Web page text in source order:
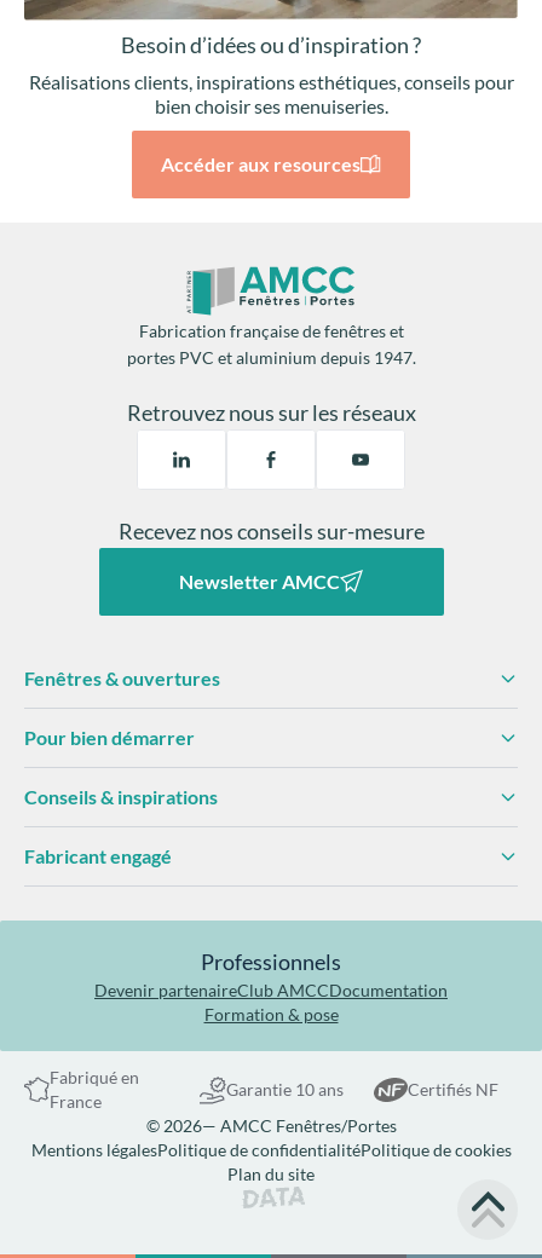
Besoin d’idées ou d’inspiration ?
Réalisations clients, inspirations esthétiques, conseils pour
bien choisir ses menuiseries.
Accéder aux resources
Fabrication française de fenêtres et
portes PVC et aluminium depuis 1947.
Retrouvez nous sur les réseaux
Recevez nos conseils sur-mesure
Newsletter AMCC
Fenêtres & ouvertures
Pour bien démarrer
Conseils & inspirations
Fabricant engagé
Professionnels
Devenir partenaireClub AMCCDocumentation
Formation & pose
Fabriqué en
France
Garantie 10 ans
Certifiés NF
© 2026— AMCC Fenêtres/Portes
Mentions légalesPolitique de confidentialitéPolitique de cookies
Plan du site
Site réalisé par Data Projekt